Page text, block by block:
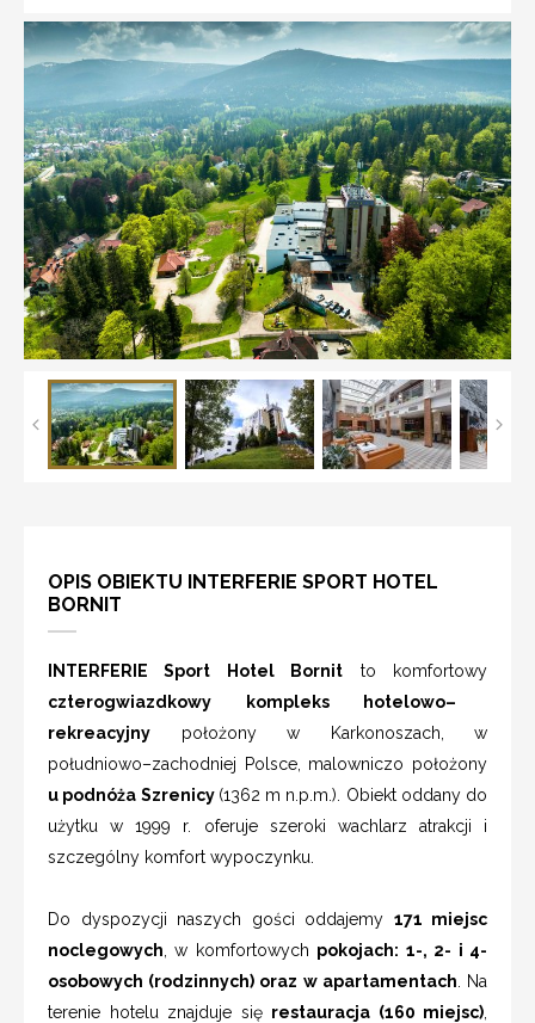
OPIS OBIEKTU INTERFERIE SPORT HOTEL
BORNIT
INTERFERIE Sport Hotel Bornit to komfortowy
czterogwiazdkowy kompleks hotelowo–
rekreacyjny położony w Karkonoszach, w
południowo–zachodniej Polsce, malowniczo położony
u podnóża Szrenicy (1362 m n.p.m.). Obiekt oddany do
użytku w 1999 r. oferuje szeroki wachlarz atrakcji i
szczególny komfort wypoczynku.
Do dyspozycji naszych gości oddajemy 171 miejsc
noclegowych , w komfortowych pokojach: 1-, 2- i 4-
osobowych (rodzinnych) oraz w apartamentach . Na
terenie hotelu znajduje się restauracja (160 miejsc)